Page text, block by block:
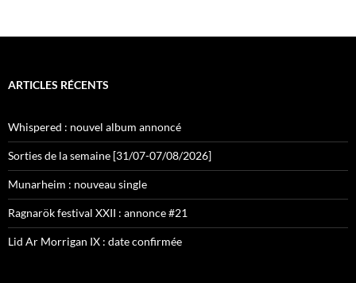
ARTICLES RÉCENTS
Whispered : nouvel album annoncé
Sorties de la semaine [31/07-07/08/2026]
Munarheim : nouveau single
Ragnarök festival XXII : annonce #21
Lid Ar Morrigan IX : date confirmée